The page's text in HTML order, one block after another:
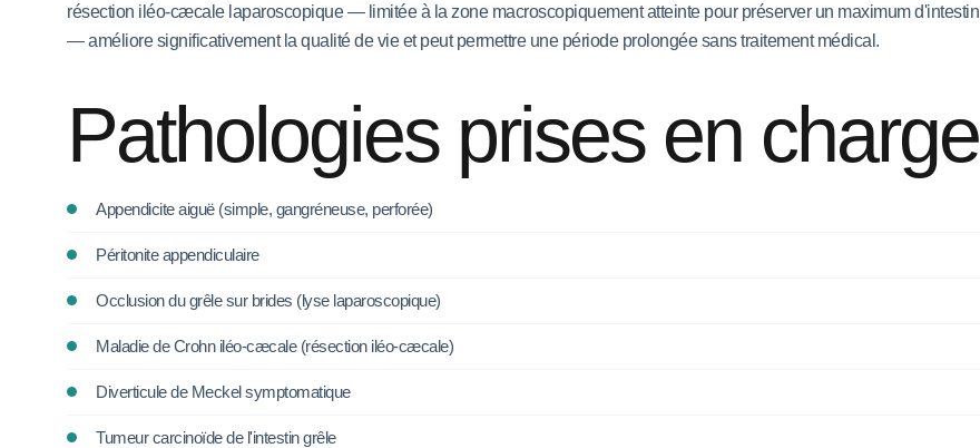
résection iléo-cæcale laparoscopique — limitée à la zone macroscopiquement atteinte pour préserver un maximum d'intestin
— améliore significativement la qualité de vie et peut permettre une période prolongée sans traitement médical.
Pathologies prises en charge
Appendicite aiguë (simple, gangréneuse, perforée)
Péritonite appendiculaire
Occlusion du grêle sur brides (lyse laparoscopique)
Maladie de Crohn iléo-cæcale (résection iléo-cæcale)
Diverticule de Meckel symptomatique
Tumeur carcinoïde de l'intestin grêle